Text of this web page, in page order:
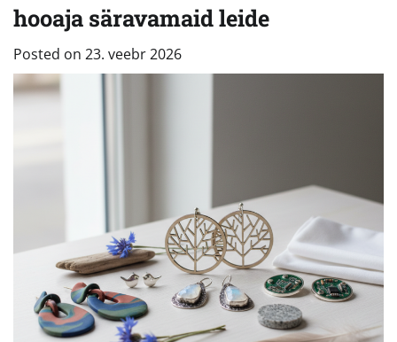
hooaja säravamaid leide
Posted on 23. veebr 2026